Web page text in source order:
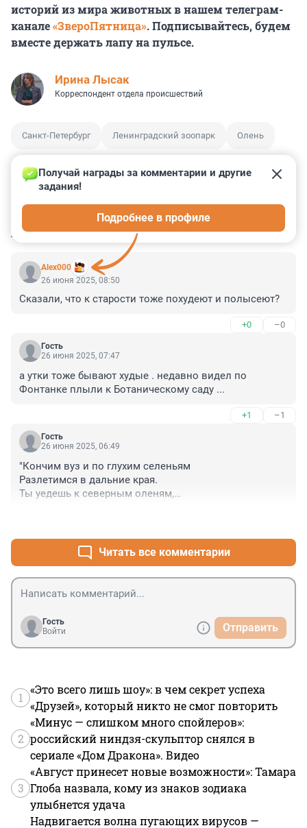
историй из мира животных в нашем телеграм-
канале«ЗвероПятница». Подписывайтесь, будем
вместе держать лапу на пульсе.
Ирина Лысак
Корреспондент отдела происшествий
Санкт-Петербург Ленинградский зоопарк Олень
КОММЕНТАРИИ 5
Alex000
Получай награды за комментарии и другие
задания!
Подробнее в профиле
26 июня 2025, 08:50
Сказали, что к старости тоже похудеют и полысеют?
+0 –0
Гость
26 июня 2025, 07:47
а утки тоже бывают худые . недавно видел по
Фонтанке плыли к Ботаническому саду ...
+1 –1
Гость
26 июня 2025, 06:49
"Кончим вуз и по глухим селеньям
Разлетимся в дальние края.
Ты уедешь к северным оленям,
Читать все комментарии
Гость
Войти
Отправить
1
«Это всего лишь шоу»: в чем секрет успеха
«Друзей», который никто не смог повторить
2
«Минус — слишком много спойлеров»:
российский ниндзя-скульптор снялся в
сериале «Дом Дракона». Видео
3
«Август принесет новые возможности»: Тамара
Глоба назвала, кому из знаков зодиака
улыбнется удача
Надвигается волна пугающих вирусов —